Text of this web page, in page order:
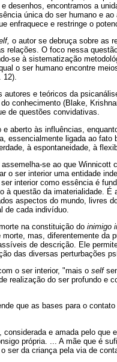
desenhos, encontramos a
única do ser humano e
enfraquece e restringe o
o autor se debruça sobre as
relações. O foco nessa
se à sistematização
o ser humano encontre
12).
autores e teóricos da
conhecimento (Blake,
de questões convidativas.
aberto às influências,
essencialmente ligada ao
à espontaneidade, à
se ao que Winnicott
o ser interior uma entidade
interior como essência é
à questão da imaterialidade.
aspectos do mundo, livres
de cada indivíduo.
na constituição do inimigo
morte, mas, diferentemente
de descrição. Ele
das diversas perturbações
o ser interior, "mais o self
realização do ser profundo e
que as bases para o
e amada pelo que
própria. ... A mãe que é
ser da criança pela via de